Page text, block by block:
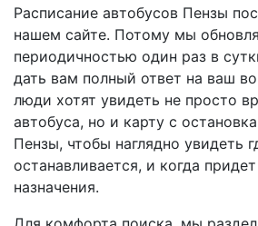
Расписание автобусов Пензы
нашем сайте. Потому мы
периодичностью один раз в
дать вам полный ответ на ваш
люди хотят увидеть не просто
автобуса, но и карту с
Пензы, чтобы наглядно увидеть
останавливается, и когда
назначения.